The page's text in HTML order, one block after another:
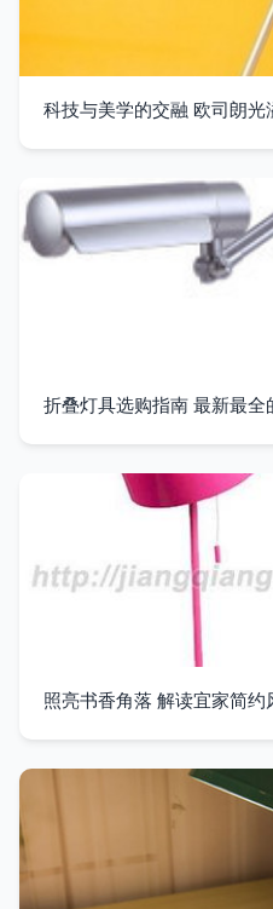
科技与美学的交融 欧司朗光
折叠灯具选购指南 最新最
照亮书香角落 解读宜家简